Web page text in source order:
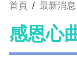
首頁 / 最新消息
感恩心